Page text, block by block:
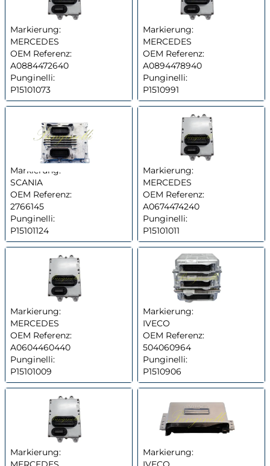
Markierung:
MERCEDES
OEM Referenz:
A0884472640
Punginelli:
P15101073
Markierung:
MERCEDES
OEM Referenz:
A0894478940
Punginelli:
P1510991
Markierung:
SCANIA
OEM Referenz:
2766145
Punginelli:
P15101124
Markierung:
MERCEDES
OEM Referenz:
A0674474240
Punginelli:
P15101011
Markierung:
MERCEDES
OEM Referenz:
A0604460440
Punginelli:
P15101009
Markierung:
IVECO
OEM Referenz:
504060964
Punginelli:
P1510906
Markierung:
Markierung: